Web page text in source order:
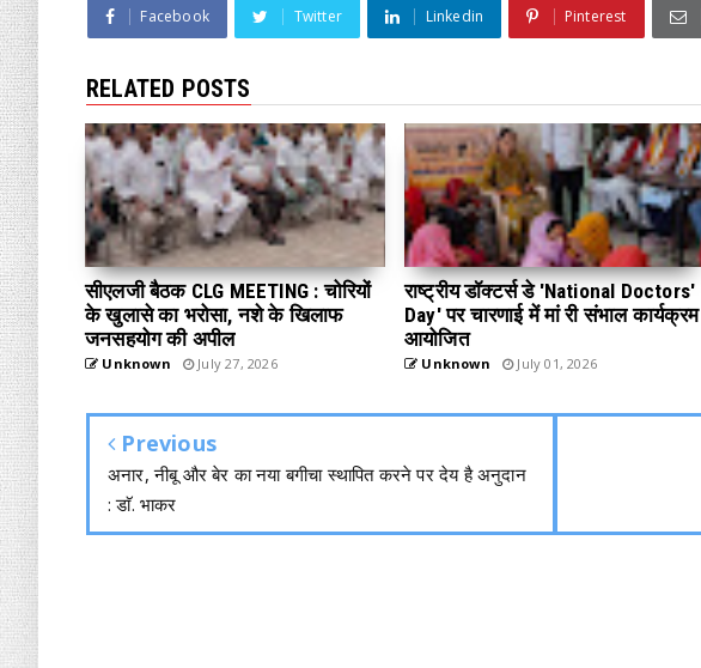
Facebook Twitter Linkedin Pinterest
RELATED POSTS
सीएलजी बैठक CLG MEETING : चोरियों
के खुलासे का भरोसा, नशे के खिलाफ
जनसहयोग की अपील
Unknown July 27, 2026
राष्ट्रीय डॉक्टर्स डे 'National Doctors'
Day' पर चारणाई में मां री संभाल कार्यक्रम
आयोजित
Unknown July 01, 2026
Previous
अनार, नीबू और बेर का नया बगीचा स्थापित करने पर देय है अनुदान
: डाॅ. भाकर